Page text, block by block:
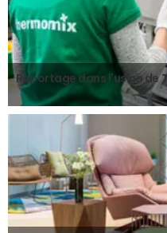
Reportage dans l'usine de